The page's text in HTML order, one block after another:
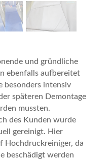
und gründliche
ebenfalls aufbereitet
besonders intensiv
späteren Demontage
mussten.
des Kunden wurde
gereinigt. Hier
Hochdruckreiniger, da
beschädigt werden